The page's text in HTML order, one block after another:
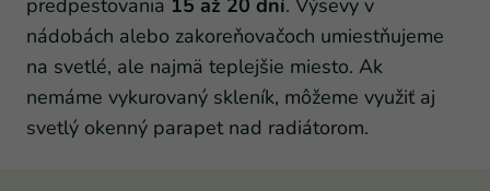
predpestovania 15 až 20 dní. Výsevy v
nádobách alebo zakoreňovačoch umiestňujeme
na svetlé, ale najmä teplejšie miesto. Ak
nemáme vykurovaný skleník, môžeme využiť aj
svetlý okenný parapet nad radiátorom.